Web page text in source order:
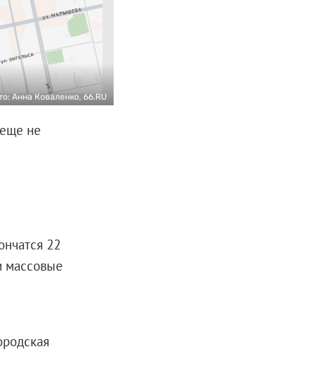
Анна Коваленко, 66.RU
не
22
массовые